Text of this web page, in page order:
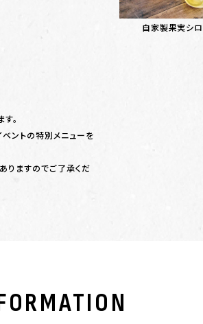
。
ントの特別メニューを
りますのでご了承くだ
自家製果実シ